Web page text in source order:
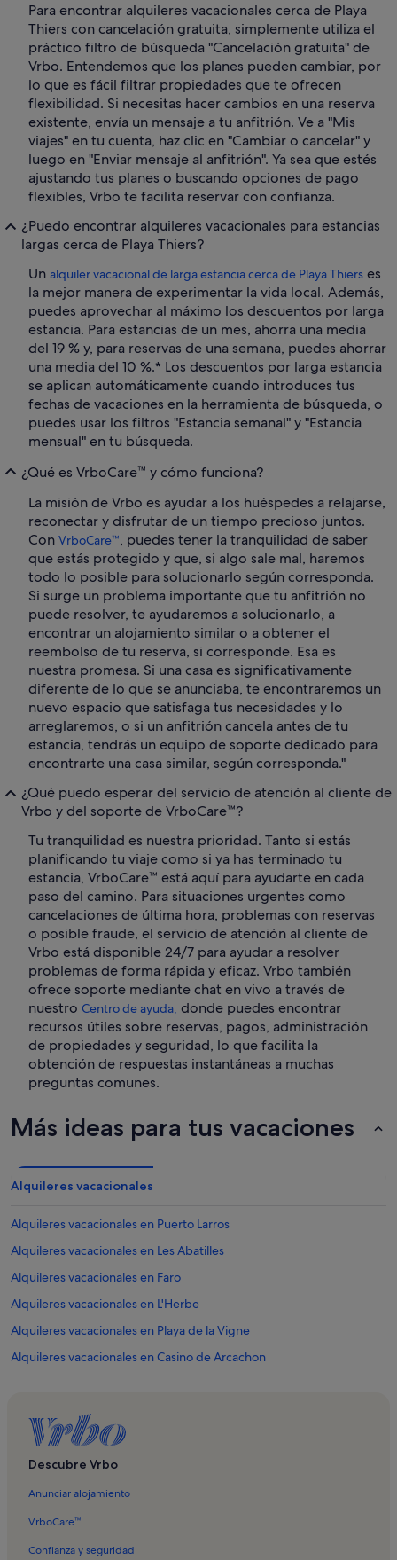
Para encontrar alquileres vacacionales cerca de Playa
Thiers con cancelación gratuita, simplemente utiliza el
práctico filtro de búsqueda "Cancelación gratuita" de
Vrbo. Entendemos que los planes pueden cambiar, por
lo que es fácil filtrar propiedades que te ofrecen
flexibilidad. Si necesitas hacer cambios en una reserva
existente, envía un mensaje a tu anfitrión. Ve a "Mis
viajes" en tu cuenta, haz clic en "Cambiar o cancelar" y
luego en "Enviar mensaje al anfitrión". Ya sea que estés
ajustando tus planes o buscando opciones de pago
flexibles, Vrbo te facilita reservar con confianza.
¿Puedo encontrar alquileres vacacionales para estancias
largas cerca de Playa Thiers?
Un alquiler vacacional de larga estancia cerca de Playa Thiers es
la mejor manera de experimentar la vida local. Además,
puedes aprovechar al máximo los descuentos por larga
estancia. Para estancias de un mes, ahorra una media
del 19 % y, para reservas de una semana, puedes ahorrar
una media del 10 %.* Los descuentos por larga estancia
se aplican automáticamente cuando introduces tus
fechas de vacaciones en la herramienta de búsqueda, o
puedes usar los filtros "Estancia semanal" y "Estancia
mensual" en tu búsqueda.
¿Qué es VrboCare™ y cómo funciona?
La misión de Vrbo es ayudar a los huéspedes a relajarse,
reconectar y disfrutar de un tiempo precioso juntos.
Con VrboCare™, puedes tener la tranquilidad de saber
que estás protegido y que, si algo sale mal, haremos
todo lo posible para solucionarlo según corresponda.
Si surge un problema importante que tu anfitrión no
puede resolver, te ayudaremos a solucionarlo, a
encontrar un alojamiento similar o a obtener el
reembolso de tu reserva, si corresponde. Esa es
nuestra promesa. Si una casa es significativamente
diferente de lo que se anunciaba, te encontraremos un
nuevo espacio que satisfaga tus necesidades y lo
arreglaremos, o si un anfitrión cancela antes de tu
estancia, tendrás un equipo de soporte dedicado para
encontrarte una casa similar, según corresponda."
¿Qué puedo esperar del servicio de atención al cliente de
Vrbo y del soporte de VrboCare™?
Tu tranquilidad es nuestra prioridad. Tanto si estás
planificando tu viaje como si ya has terminado tu
estancia, VrboCare™ está aquí para ayudarte en cada
paso del camino. Para situaciones urgentes como
cancelaciones de última hora, problemas con reservas
o posible fraude, el servicio de atención al cliente de
Vrbo está disponible 24/7 para ayudar a resolver
problemas de forma rápida y eficaz. Vrbo también
ofrece soporte mediante chat en vivo a través de
nuestro Centro de ayuda, donde puedes encontrar
recursos útiles sobre reservas, pagos, administración
de propiedades y seguridad, lo que facilita la
obtención de respuestas instantáneas a muchas
preguntas comunes.
Más ideas para tus vacaciones
Alquileres vacacionales
Alquileres vacacionales en Puerto Larros
Alquileres vacacionales en Les Abatilles
Alquileres vacacionales en Faro
Alquileres vacacionales en L'Herbe
Alquileres vacacionales en Playa de la Vigne
Alquileres vacacionales en Casino de Arcachon
Alquileres vacacionales en Casa de la Ostra
Alquileres vacacionales en La Teste-de-Buch
Alquileres vacacionales en La Hume
Alquileres vacacionales en Grand Piquey
Alquileres vacacionales en Le Canon
Alquileres vacacionales en Le Phare du Cap Ferret
Descubre Vrbo
Anunciar alojamiento
VrboCare™
Confianza y seguridad